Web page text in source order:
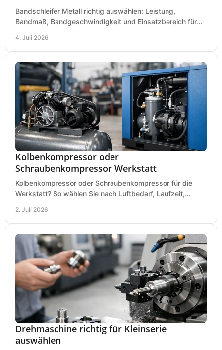
Bandschleifer Metall richtig auswählen: Leistung,
Bandmaß, Bandgeschwindigkeit und Einsatzbereich für
4. Juli 2026
Kolbenkompressor oder
Schraubenkompressor Werkstatt
Kolbenkompressor oder Schraubenkompressor für die
Werkstatt? So wählen Sie nach Luftbedarf, Laufzeit,
2. Juli 2026
Drehmaschine richtig für Kleinserie
auswählen